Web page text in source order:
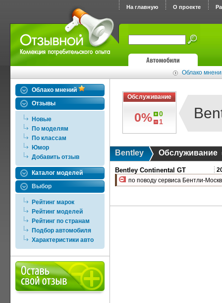
На главную О проекте
Облако
Облако мнений
Отзывы
Новые
По моделям
По классам
Юмор
Добавить отзыв
Каталог моделей
Выбор
Рейтинг марок
Рейтинг моделей
Рейтинг по странам
Подбор автомобиля
Характеристики авто
Обслуживание
0%
0
1
Bentley Обслуживание
Bentley Continental GT
по поводу сервиса Бентли-